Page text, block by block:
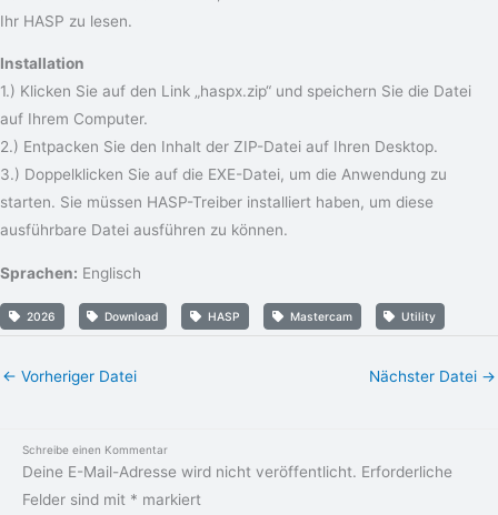
Ihr HASP zu lesen.
Installation
1.) Klicken Sie auf den Link „haspx.zip“ und speichern Sie die Datei
auf Ihrem Computer.
2.) Entpacken Sie den Inhalt der ZIP-Datei auf Ihren Desktop.
3.) Doppelklicken Sie auf die EXE-Datei, um die Anwendung zu
starten. Sie müssen HASP-Treiber installiert haben, um diese
ausführbare Datei ausführen zu können.
Sprachen: Englisch
2026 Download HASP Mastercam Utility
← Vorheriger Datei Nächster Datei →
Schreibe einen Kommentar
Deine E-Mail-Adresse wird nicht veröffentlicht. Erforderliche
Felder sind mit * markiert